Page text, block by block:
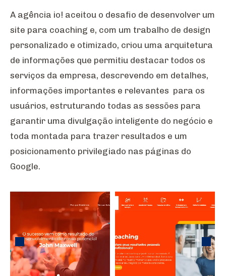
A agência io! aceitou o desafio de desenvolver um
site para coaching e, com um trabalho de design
personalizado e otimizado, criou uma arquitetura
de informações que permitiu destacar todos os
serviços da empresa, descrevendo em detalhes,
informações importantes e relevantes para os
usuários, estruturando todas as sessões para
garantir uma divulgação inteligente do negócio e
toda montada para trazer resultados e um
posicionamento privilegiado nas páginas do
Google.